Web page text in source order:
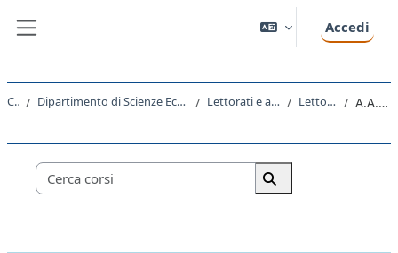
Accedi
Corsi Dipartimento di Scienze Economiche, Aziendali, Matematiche e Statistiche Lettorati e altre attivita' didattiche Lettorati - Lettorati A.A. 2021 - 2022
Categorie di corso
Cerca corsi
Cerca corsi